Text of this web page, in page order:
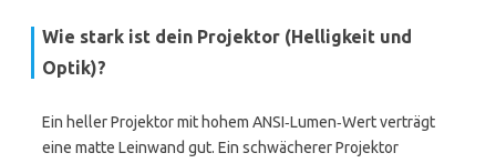
Wie stark ist dein Projektor (Helligkeit und
Optik)?
Ein heller Projektor mit hohem ANSI‑Lumen‑Wert verträgt
eine matte Leinwand gut. Ein schwächerer Projektor